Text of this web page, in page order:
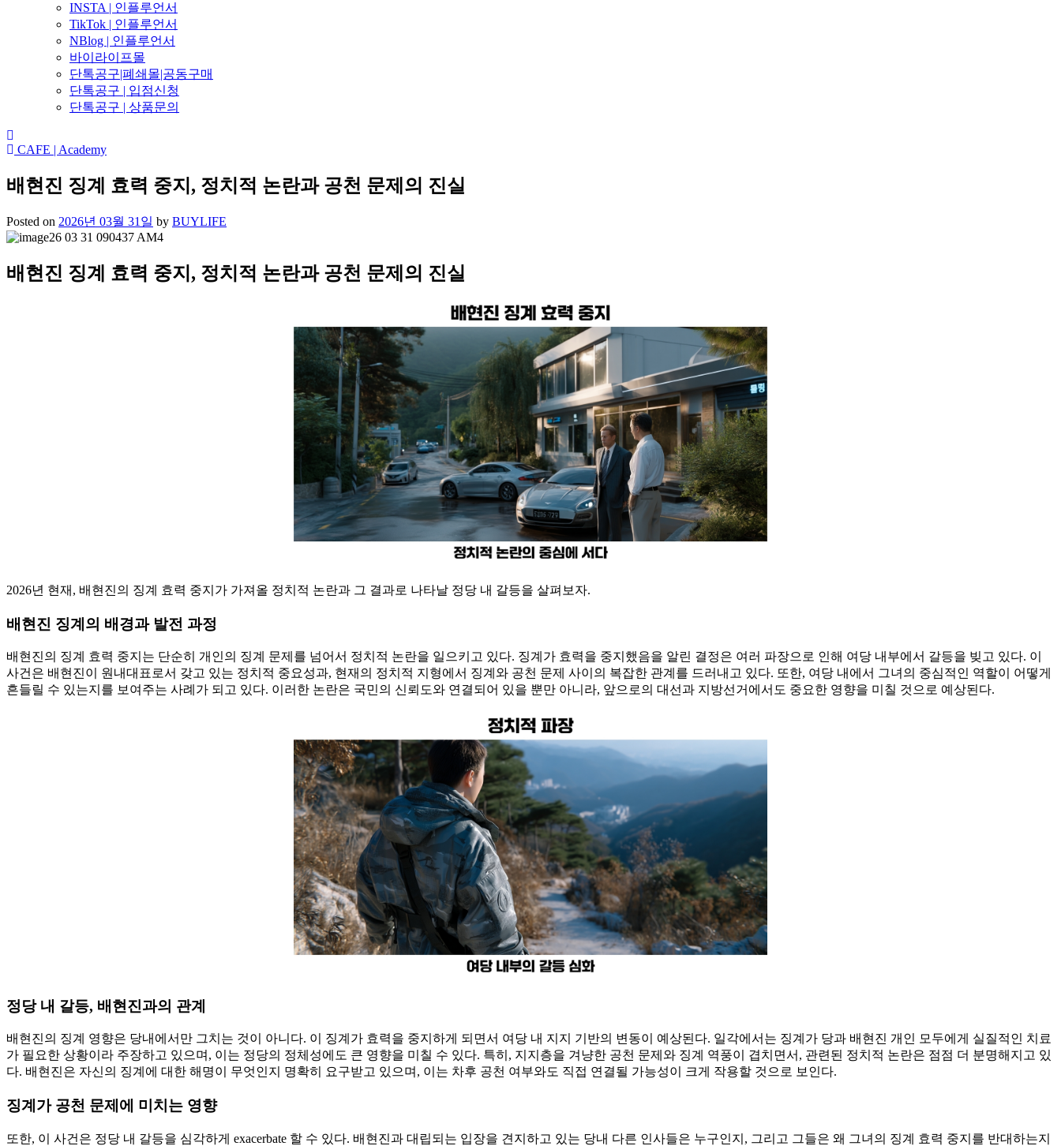
INSTA | 인플루언서
TikTok | 인플루언서
NBlog | 인플루언서
바이라이프몰
단톡공구|폐쇄몰|공동구매
단톡공구 | 입점신청
단톡공구 | 상품문의
CAFE | Academy
배현진 징계 효력 중지, 정치적 논란과 공천 문제의 진실
Posted on 2026년 03월 31일 by BUYLIFE
배현진 징계 효력 중지, 정치적 논란과 공천 문제의 진실
2026년 현재, 배현진의 징계 효력 중지가 가져올 정치적 논란과 그 결과로 나타날 정당 내 갈등을 살펴보자.
배현진 징계의 배경과 발전 과정
배현진의 징계 효력 중지는 단순히 개인의 징계 문제를 넘어서 정치적 논란을 일으키고 있다. 징계가 효력을 중지했음을 알린 결정은 여러 파장으로 인해 여당 내부에서 갈등을 빚고 있다. 이
사건은 배현진이 원내대표로서 갖고 있는 정치적 중요성과, 현재의 정치적 지형에서 징계와 공천 문제 사이의 복잡한 관계를 드러내고 있다. 또한, 여당 내에서 그녀의 중심적인 역할이 어떻게
흔들릴 수 있는지를 보여주는 사례가 되고 있다. 이러한 논란은 국민의 신뢰도와 연결되어 있을 뿐만 아니라, 앞으로의 대선과 지방선거에서도 중요한 영향을 미칠 것으로 예상된다.
정당 내 갈등, 배현진과의 관계
배현진의 징계 영향은 당내에서만 그치는 것이 아니다. 이 징계가 효력을 중지하게 되면서 여당 내 지지 기반의 변동이 예상된다. 일각에서는 징계가 당과 배현진 개인 모두에게 실질적인 치료
가 필요한 상황이라 주장하고 있으며, 이는 정당의 정체성에도 큰 영향을 미칠 수 있다. 특히, 지지층을 겨냥한 공천 문제와 징계 역풍이 겹치면서, 관련된 정치적 논란은 점점 더 분명해지고 있
다. 배현진은 자신의 징계에 대한 해명이 무엇인지 명확히 요구받고 있으며, 이는 차후 공천 여부와도 직접 연결될 가능성이 크게 작용할 것으로 보인다.
징계가 공천 문제에 미치는 영향
또한, 이 사건은 정당 내 갈등을 심각하게 exacerbate 할 수 있다. 배현진과 대립되는 입장을 견지하고 있는 당내 다른 인사들은 누구인지, 그리고 그들은 왜 그녀의 징계 효력 중지를 반대하는지